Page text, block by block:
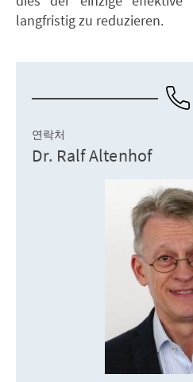
langfristig zu reduzieren.
연락처
Dr. Ralf Altenhof